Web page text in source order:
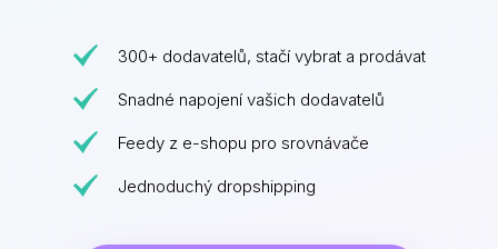
300+ dodavatelů, stačí vybrat a prodávat
Snadné napojení vašich dodavatelů
Feedy z e-shopu pro srovnávače
Jednoduchý dropshipping